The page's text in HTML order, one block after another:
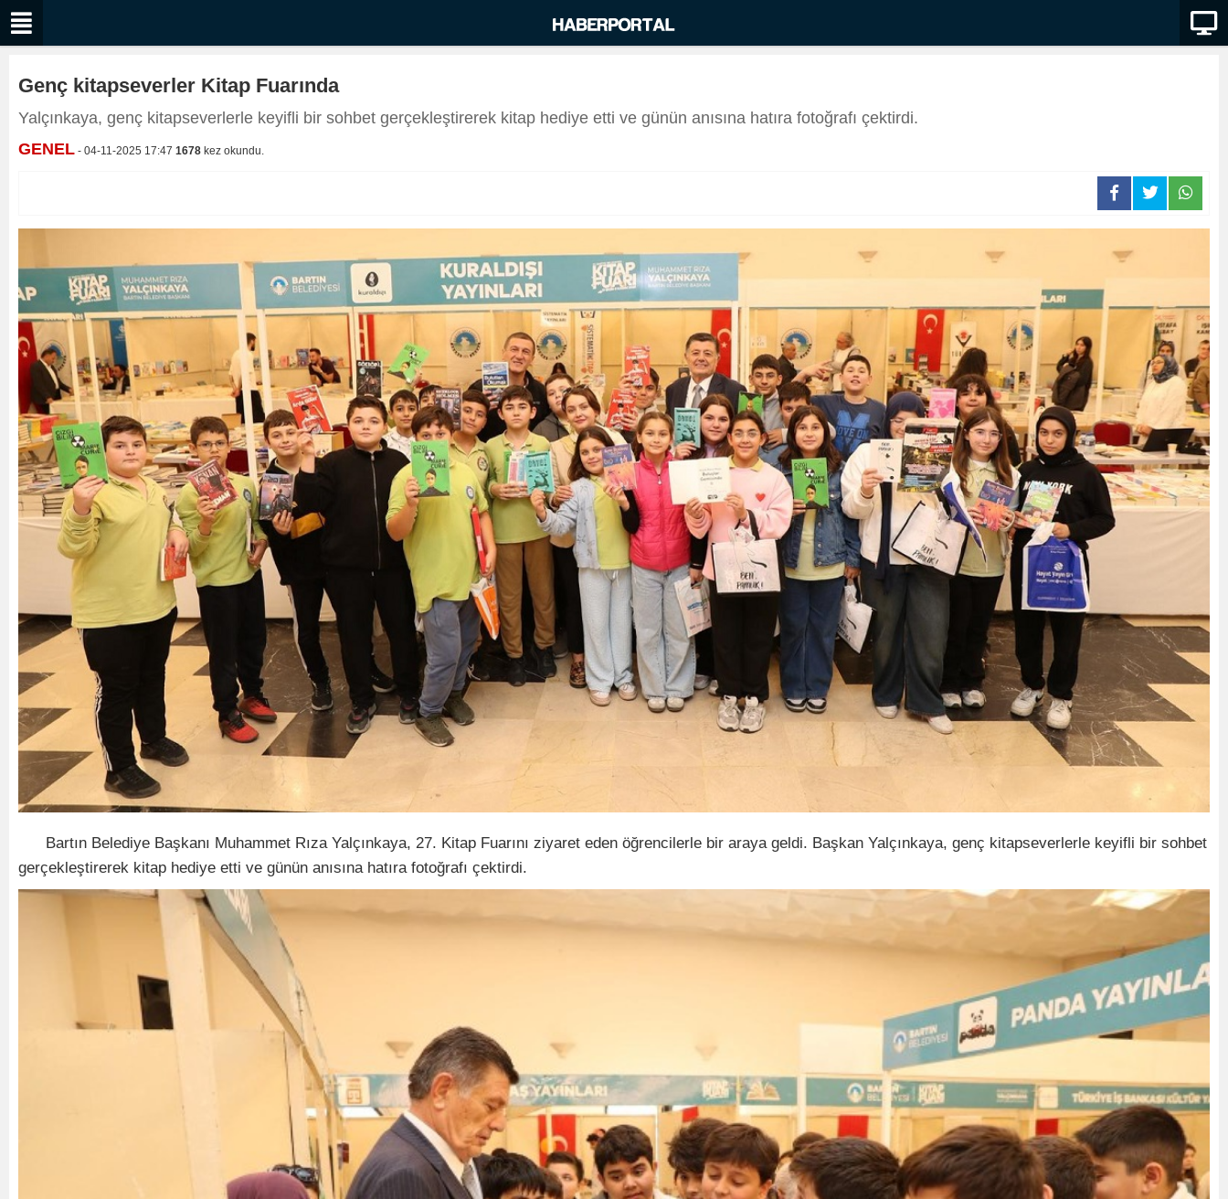
Genç kitapseverler Kitap Fuarında
Yalçınkaya, genç kitapseverlerle keyifli bir sohbet gerçekleştirerek kitap hediye etti ve günün anısına hatıra fotoğrafı çektirdi.
GENEL - 04-11-2025 17:47 1678 kez okundu.
Bartın Belediye Başkanı Muhammet Rıza Yalçınkaya, 27. Kitap Fuarını ziyaret eden öğrencilerle bir araya geldi. Başkan Yalçınkaya, genç kitapseverlerle keyifli bir sohbet
gerçekleştirerek kitap hediye etti ve günün anısına hatıra fotoğrafı çektirdi.